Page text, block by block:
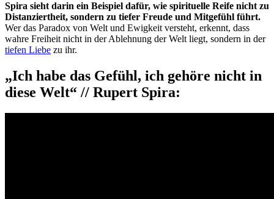
Spira sieht darin ein Beispiel dafür, wie spirituelle Reife nicht zu
Distanziertheit, sondern zu tiefer Freude und Mitgefühl führt.
Wer das Paradox von Welt und Ewigkeit versteht, erkennt, dass
wahre Freiheit nicht in der Ablehnung der Welt liegt, sondern in der
tiefen Liebe zu ihr.
„Ich habe das Gefühl, ich gehöre nicht in
diese Welt“ // Rupert Spira: